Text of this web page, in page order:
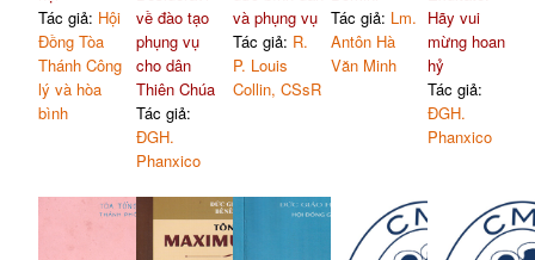
Tác giả: Hội
Đồng Tòa
Thánh Công
lý và hòa
bình
về đào tạo
phụng vụ
cho dân
Thiên Chúa
Tác giả:
ĐGH.
Phanxico
và phụng vụ
Tác giả: R.
P. Louis
Collin, CSsR
Tác giả: Lm.
Antôn Hà
Văn Minh
Hãy vui
mừng hoan
hỷ
Tác giả:
ĐGH.
Phanxico